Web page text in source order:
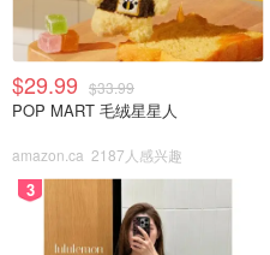
$29.99 $33.99
POP MART 毛绒星星人
amazon.ca 2187人感兴趣
3